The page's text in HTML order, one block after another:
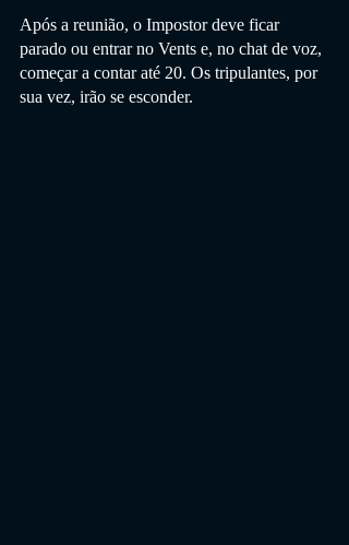
Após a reunião, o Impostor deve ficar
parado ou entrar no Vents e, no chat de voz,
começar a contar até 20. Os tripulantes, por
sua vez, irão se esconder.